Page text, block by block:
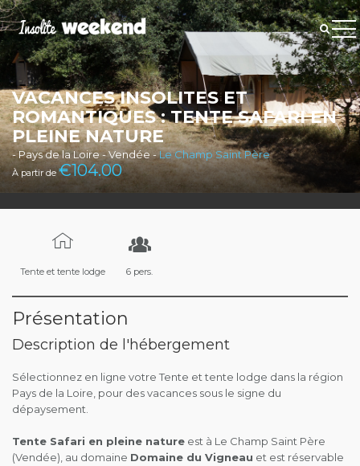
VACANCES INSOLITES ET
ROMANTIQUES : TENTE SAFARI EN
PLEINE NATURE
- Pays de la Loire - Vendée -Le Champ Saint Père
À partir de €104.00
Tente et tente lodge 6 pers.
Présentation
Description de l'hébergement
Sélectionnez en ligne votre Tente et tente lodge dans la région
Pays de la Loire, pour des vacances sous le signe du
dépaysement.
Tente Safari en pleine nature est à Le Champ Saint Père
(Vendée), au domaine Domaine du Vigneau et est réservable